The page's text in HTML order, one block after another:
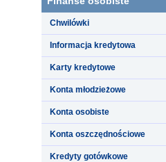
Chwilówki
Informacja kredytowa
Karty kredytowe
Konta młodzieżowe
Konta osobiste
Konta oszczędnościowe
Kredyty gotówkowe